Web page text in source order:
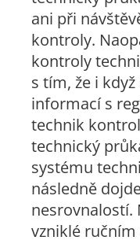
ani při
kontroly.
kontroly
s tím, že i
informací s
technik
technický
systému
následně
nesrovnalostí.
vzniklé